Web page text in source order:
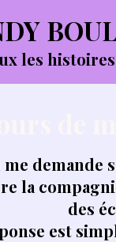
les
me demande
la
des
est